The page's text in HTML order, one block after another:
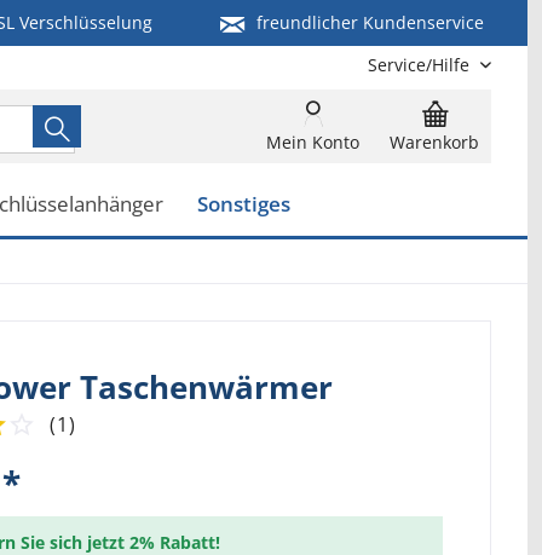
Verschlüsselung
freundlicher Kundenservice
Service/Hilfe
Warenkorb
Mein Konto
Sonstiges
Taschenwärmer
(1)
Sie sich jetzt 2% Rabatt!